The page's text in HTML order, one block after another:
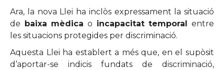
Ara, la nova Llei ha inclòs expressament la situació
de baixa mèdica o incapacitat temporal entre
les situacions protegides per discriminació.
Aquesta Llei ha establert a més que, en el supòsit
d’aportar-se indicis fundats de discriminació,